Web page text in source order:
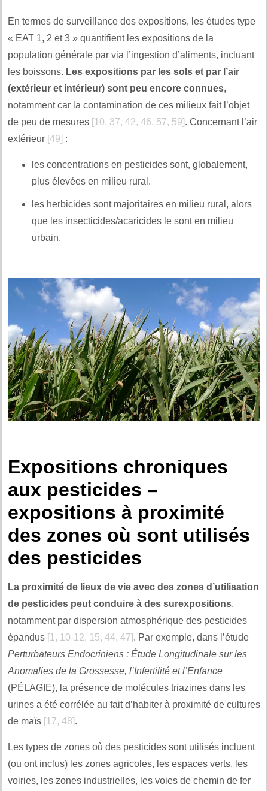
En termes de surveillance des expositions, les études type
« EAT 1, 2 et 3 » quantifient les expositions de la
population générale par via l’ingestion d’aliments, incluant
les boissons. Les expositions par les sols et par l’air
(extérieur et intérieur) sont peu encore connues,
notamment car la contamination de ces milieux fait l’objet
de peu de mesures [10, 37, 42, 46, 57, 59]. Concernant l’air
extérieur [49] :
les concentrations en pesticides sont, globalement,
plus élevées en milieu rural.
les herbicides sont majoritaires en milieu rural, alors
que les insecticides/acaricides le sont en milieu
urbain.
Expositions chroniques
aux pesticides –
expositions à proximité
des zones où sont utilisés
des pesticides
La proximité de lieux de vie avec des zones d’utilisation
de pesticides peut conduire à des surexpositions,
notamment par dispersion atmosphérique des pesticides
épandus [1, 10-12, 15, 44, 47]. Par exemple, dans l’étude
Perturbateurs Endocriniens : Étude Longitudinale sur les
Anomalies de la Grossesse, l’Infertilité et l’Enfance
(PÉLAGIE), la présence de molécules triazines dans les
urines a été corrélée au fait d’habiter à proximité de cultures
de maïs [17, 48].
Les types de zones où des pesticides sont utilisés incluent
(ou ont inclus) les zones agricoles, les espaces verts, les
voiries, les zones industrielles, les voies de chemin de fer